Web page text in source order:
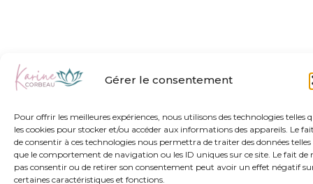
Gérer le consentement
Pour offrir les meilleures expériences, nous utilisons des technologies telles
les cookies pour stocker et/ou accéder aux informations des appareils. Le
de consentir à ces technologies nous permettra de traiter des données telles
que le comportement de navigation ou les ID uniques sur ce site. Le fait de
pas consentir ou de retirer son consentement peut avoir un effet négatif
certaines caractéristiques et fonctions.